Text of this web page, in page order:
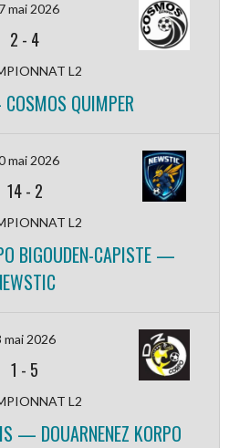
mai 2026
2 - 4
L2
QUIMPER
mai 2026
14- 2
L2
BIGOUDEN-CAPISTE —
mai 2026
1 - 5
L2
— DOUARNENEZ KORPO